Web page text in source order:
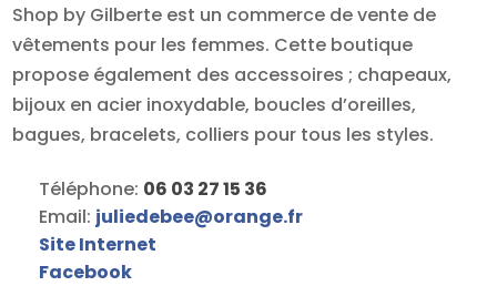
Shop by Gilberte est un commerce de vente de
vêtements pour les femmes. Cette boutique
propose également des accessoires ; chapeaux,
bijoux en acier inoxydable, boucles d’oreilles,
bagues, bracelets, colliers pour tous les styles.
Téléphone: 06 03 27 15 36
Email: juliedebee@orange.fr
Site Internet
Facebook